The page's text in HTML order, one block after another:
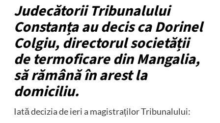
Judecătorii Tribunalului
Constanța au decis ca Dorinel
Colgiu, directorul societății
de termoficare din Mangalia,
să rămână în arest la
domiciliu.
Iată decizia de ieri a magistraților Tribunalului: